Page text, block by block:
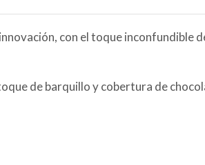
con el toque inconfundible
de barquillo y cobertura de